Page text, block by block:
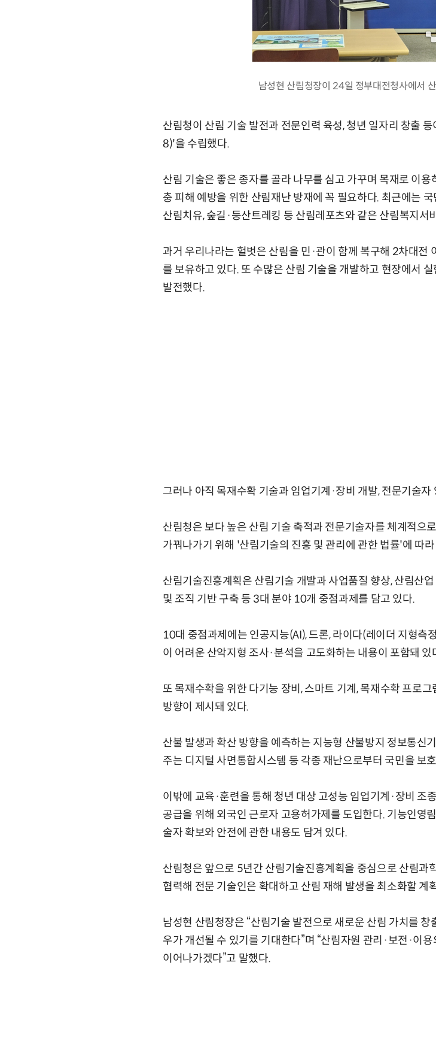
남성현 산림청장이 24일 정부대전청사에서
산림청이 산림 기술 발전과 전문인력 육성, 청년 일자리 창출
8)'을 수립했다.
산림 기술은 좋은 종자를 골라 나무를 심고 가꾸며 목재로 이
충 피해 예방을 위한 산림재난 방재에 꼭 필요하다. 최근에는
산림치유, 숲길·등산트레킹 등 산림레포츠와 같은 산림복지서
과거 우리나라는 헐벗은 산림을 민·관이 함께 복구해 2차대전
를 보유하고 있다. 또 수많은 산림 기술을 개발하고 현장에서
발전했다.
그러나 아직 목재수확 기술과 임업기계·장비 개발, 전문기술
산림청은 보다 높은 산림 기술 축적과 전문기술자를 체계적으
가꿔나가기 위해 '산림기술의 진흥 및 관리에 관한 법률'에 따
산림기술진흥계획은 산림기술 개발과 사업품질 향상, 산림산
및 조직 기반 구축 등 3대 분야 10개 중점과제를 담고 있다.
10대 중점과제에는 인공지능(AI), 드론, 라이다(레이더 지형측
이 어려운 산악지형 조사·분석을 고도화하는 내용이 포함돼 있
또 목재수확을 위한 다기능 장비, 스마트 기계, 목재수확 프로
방향이 제시돼 있다.
산불 발생과 확산 방향을 예측하는 지능형 산불방지 정보통신
주는 디지털 사면통합시스템 등 각종 재난으로부터 국민을 보
이밖에 교육·훈련을 통해 청년 대상 고성능 임업기계·장비 조
공급을 위해 외국인 근로자 고용허가제를 도입한다. 기능인영
술자 확보와 안전에 관한 내용도 담겨 있다.
산림청은 앞으로 5년간 산림기술진흥계획을 중심으로 산림과
협력해 전문 기술인은 확대하고 산림 재해 발생을 최소화할 계
남성현 산림청장은 “산림기술 발전으로 새로운 산림 가치를
우가 개선될 수 있기를 기대한다”며 “산림자원 관리·보전·이
이어나가겠다”고 말했다.